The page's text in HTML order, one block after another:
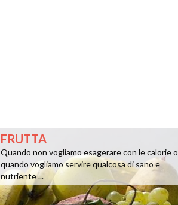
FRUTTA
Quando non vogliamo esagerare con le calorie o
quando vogliamo servire qualcosa di sano e
nutriente ...